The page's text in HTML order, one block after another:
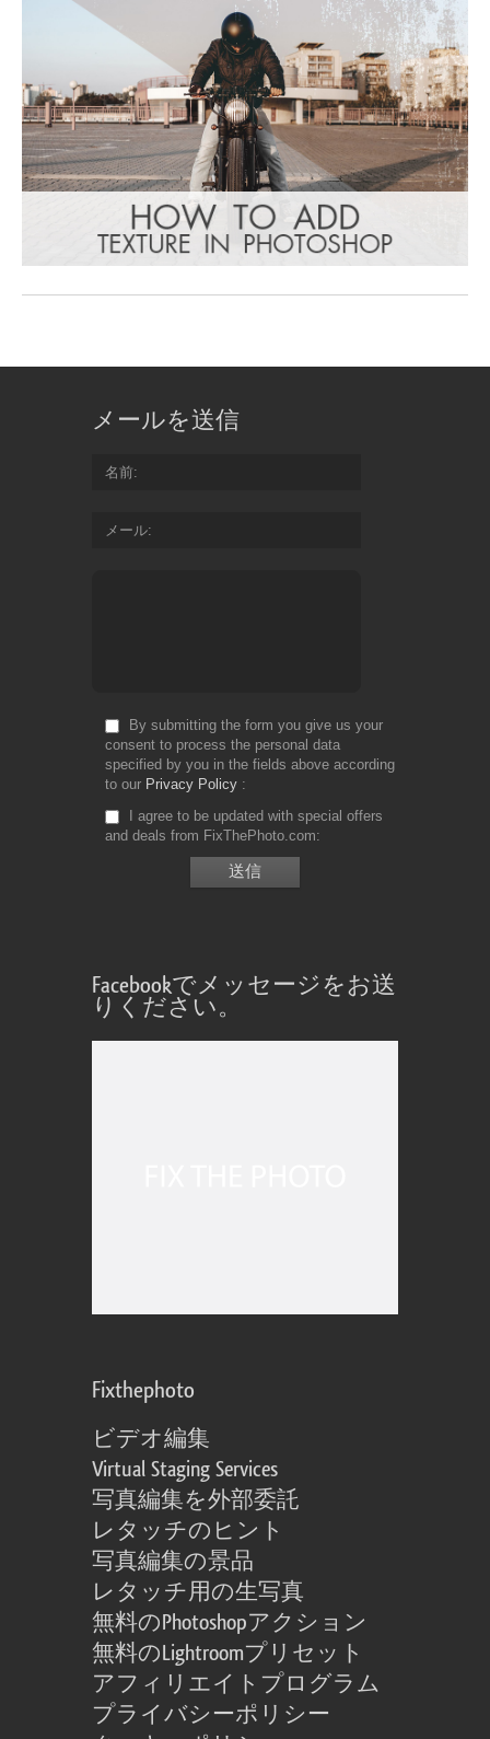
メールを送信
名前
メール
By submitting the form you give us your
consent to process the personal data
specified by you in the fields above according
to our Privacy Policy
I agree to be updated with special offers
and deals from FixThePhoto.com
Facebookでメッセージをお送
りください。
Fixthephoto
ビデオ編集
Virtual Staging Services
写真編集を外部委託
レタッチのヒント
写真編集の景品
レタッチ用の生写真
無料のPhotoshopアクション
無料のLightroomプリセット
アフィリエイトプログラム
プライバシーポリシー